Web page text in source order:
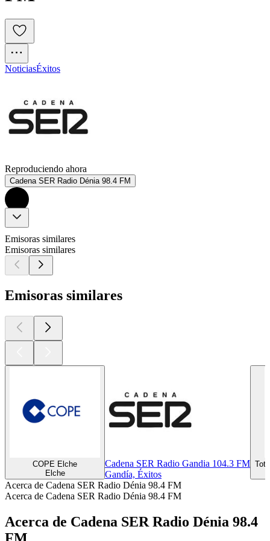
NoticiasÉxitos
Reproduciendo ahora
Cadena SER Radio Dénia 98.4 FM
Emisoras similares
Emisoras similares
Emisoras similares
COPE Elche
Elche
Cadena SER Radio Gandia 104.3 FM
Gandía, Éxitos
Acerca de Cadena SER Radio Dénia 98.4 FM
Acerca de Cadena SER Radio Dénia 98.4 FM
Acerca de Cadena SER Radio Dénia 98.4
FM